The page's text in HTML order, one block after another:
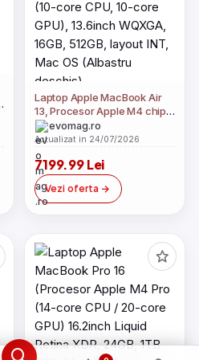
Laptop Apple MacBook Air
13, Procesor Apple M4 chip
(10-core CPU, 10-core GPU),
13.6inch WQXGA, 16GB,
512GB, layout INT, Mac OS
(Albastru deschis)
evomag.ro
Actualizat in 24/07/2026
7199.99 Lei
Vezi oferta